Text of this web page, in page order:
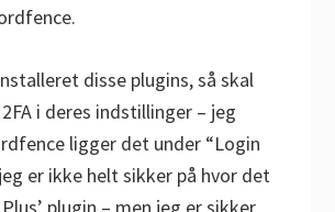
disse plugins, så skal
i deres indstillinger – jeg
ligger det under “Login
er ikke helt sikker på hvor det